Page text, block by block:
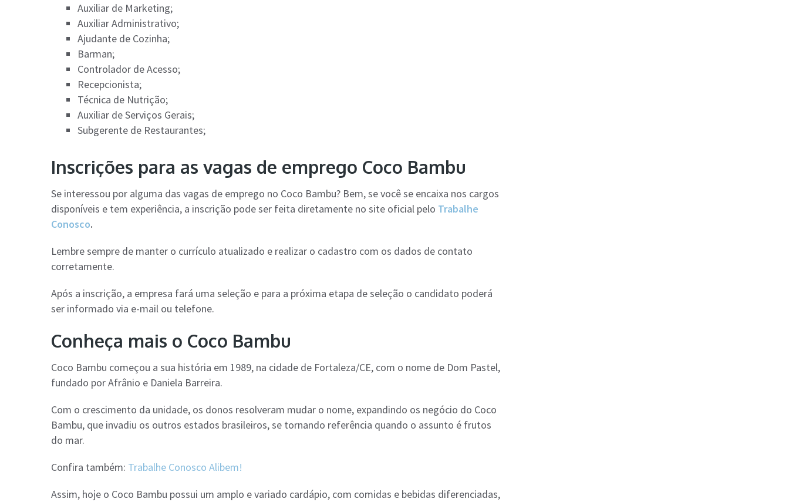
Auxiliar de Marketing;
Auxiliar Administrativo;
Ajudante de Cozinha;
Barman;
Controlador de Acesso;
Recepcionista;
Técnica de Nutrição;
Auxiliar de Serviços Gerais;
Subgerente de Restaurantes;
Inscrições para as vagas de emprego Coco Bambu
Se interessou por alguma das vagas de emprego no Coco Bambu? Bem, se você se encaixa nos cargos
disponíveis e tem experiência, a inscrição pode ser feita diretamente no site oficial pelo Trabalhe
Conosco.
Lembre sempre de manter o currículo atualizado e realizar o cadastro com os dados de contato
corretamente.
Após a inscrição, a empresa fará uma seleção e para a próxima etapa de seleção o candidato poderá
ser informado via e-mail ou telefone.
Conheça mais o Coco Bambu
Coco Bambu começou a sua história em 1989, na cidade de Fortaleza/CE, com o nome de Dom Pastel,
fundado por Afrânio e Daniela Barreira.
Com o crescimento da unidade, os donos resolveram mudar o nome, expandindo os negócio do Coco
Bambu, que invadiu os outros estados brasileiros, se tornando referência quando o assunto é frutos
do mar.
Confira também: Trabalhe Conosco Alibem!
Assim, hoje o Coco Bambu possui um amplo e variado cardápio, com comidas e bebidas diferenciadas,